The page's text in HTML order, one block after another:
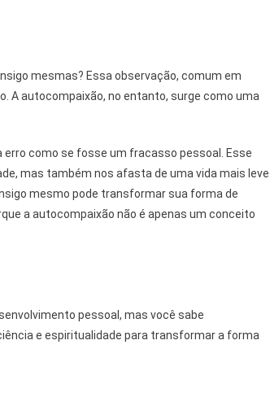
mesmas? Essa observação, comum em
A autocompaixão, no entanto, surge como uma
erro como se fosse um fracasso pessoal. Esse
mas também nos afasta de uma vida mais leve
mesmo pode transformar sua forma de
a autocompaixão não é apenas um conceito
pessoal, mas você sabe
e espiritualidade para transformar a forma